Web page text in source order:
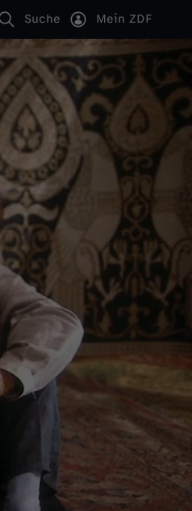
Suche Mein ZDF